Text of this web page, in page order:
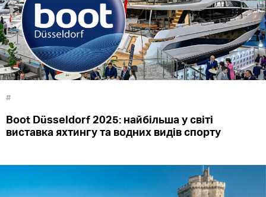
#
Boot Düsseldorf 2025: найбільша у світі
виставка яхтингу та водних видів спорту